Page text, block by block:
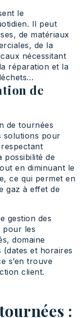
le
Il peut
de matériaux
de la
nécessitant
réparation et la
de
de tournées
solutions pour
possibilité de
en diminuant le
ce qui permet en
gaz à effet de
gestion des
pour les
domaine
(dates et horaires
s’en trouve
client.
: